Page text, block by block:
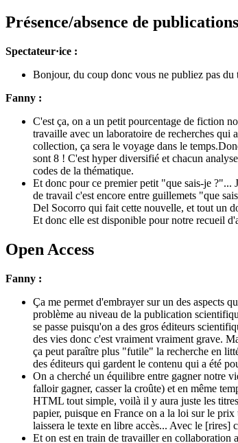
Présence/absence de
Spectateur·ice :
Bonjour, du coup donc vous ne publiez pas
Fanny :
C'est ça, on a un petit pourcentage de fiction
travaille avec un laboratoire de recherches qui
collection, ça sera le voyage dans le
sont 8 ! C'est hyper diversifié et chacun
codes de la thématique.
Et donc pour ce premier petit "que sais-je ?"...
de travail c'est encore entre guillemets "que
Del Socorro qui fait cette nouvelle, et tout un
Et donc elle est disponible pour notre recueil
Open Access
Fanny :
Ça me permet d'embrayer sur un des aspects
problème au niveau de la publication
se passe puisqu'on a des gros éditeurs
des vies donc c'est vraiment vraiment grave.
ça peut paraître plus "futile" la recherche en
des éditeurs qui gardent le contenu qui a été
On a cherché un équilibre entre gagner notre
falloir gagner, casser la croûte) et en même
HTML tout simple, voilà il y aura juste les
papier, puisque en France on a la loi sur le
laissera le texte en libre accès... Avec le
Et on est en train de travailler en